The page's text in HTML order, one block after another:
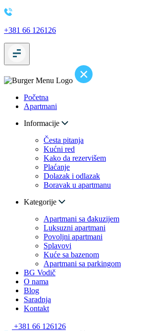
+381 66 126126
Početna
Apartmani
Informacije
Česta pitanja
Kućni red
Kako da rezervišem
Plaćanje
Dolazak i odlazak
Boravak u apartmanu
Kategorije
Apartmani sa đakuzijem
Luksuzni apartmani
Povoljni apartmani
Splavovi
Kuće sa bazenom
Apartmani sa parkingom
BG Vodič
O nama
Blog
Saradnja
Kontakt
+381 66 126126